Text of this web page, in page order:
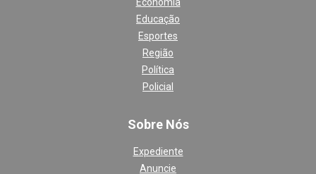
Educação
Esportes
Região
Política
Policial
Sobre Nós
Expediente
Anuncie